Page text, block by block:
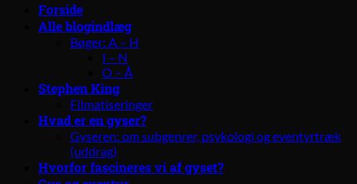
Forside
Alle blogindlæg
Bøger: A – H
I – N
O – Å
Stephen King
Filmatiseringer
Hvad er en gyser?
Gyseren: om subgenrer, psykologi og eventyrtræk
(uddrag)
Hvorfor fascineres vi af gyset?